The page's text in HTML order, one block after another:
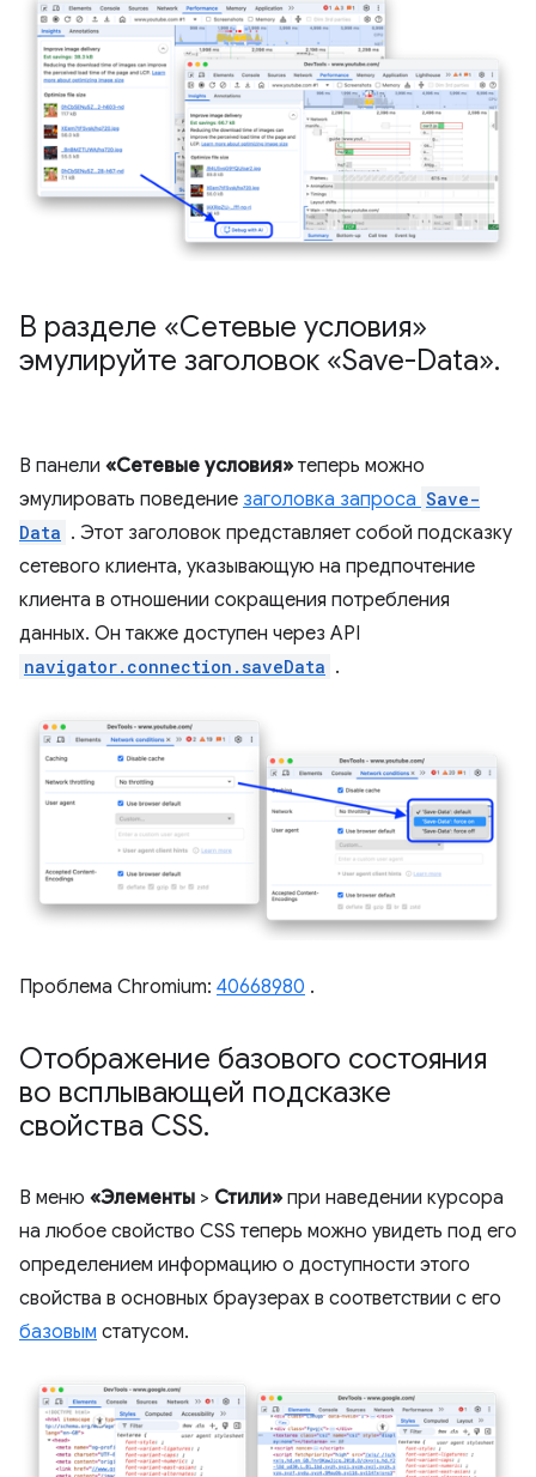
В разделе «Сетевые условия»
эмулируйте заголовок «Save-Data».
В панели «Сетевые условия» теперь можно
эмулировать поведение заголовка запроса Save-
Data . Этот заголовок представляет собой подсказку
сетевого клиента, указывающую на предпочтение
клиента в отношении сокращения потребления
данных. Он также доступен через API
navigator.connection.saveData .
Проблема Chromium: 40668980 .
Отображение базового состояния
во всплывающей подсказке
свойства CSS.
В меню «Элементы > Стили» при наведении курсора
на любое свойство CSS теперь можно увидеть под его
определением информацию о доступности этого
свойства в основных браузерах в соответствии с его
базовым статусом.